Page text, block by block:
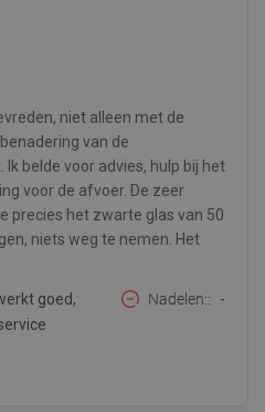
niet alleen met de
van de
belde voor advies, hulp bij het
voor de afvoer. De zeer
precies het zwarte glas van 50
niets weg te nemen. Het
goed,
Nadelen: -